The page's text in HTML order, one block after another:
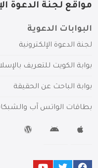
مواقع لجنة الدعوة
البوابات الدعوية
لجنة الدعوة الإلكترونية
بوابة الكويت للتعريف
بوابة الباحث عن الحقيقة
بطاقات الواتس آب